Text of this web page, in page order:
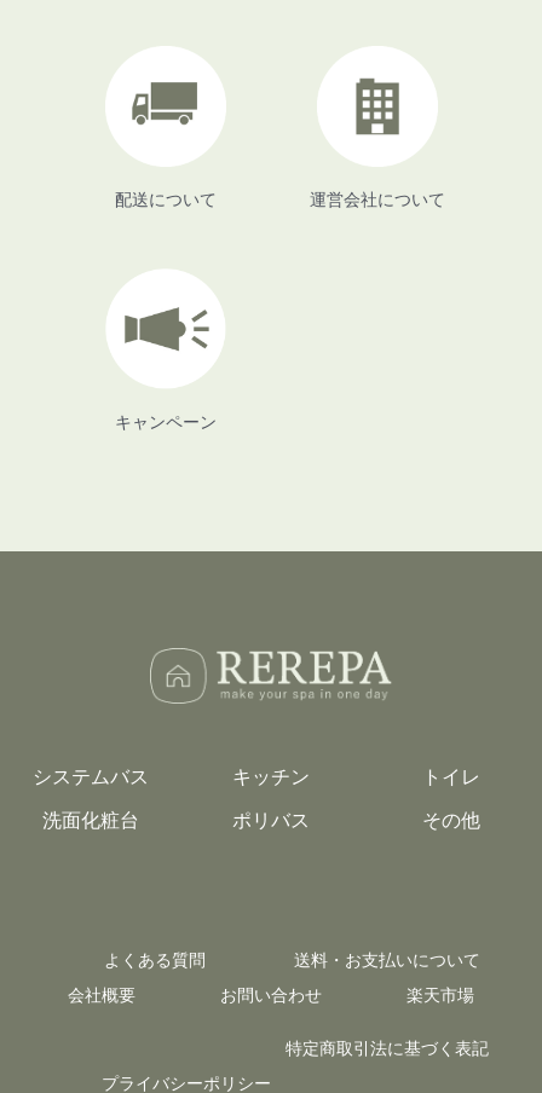
配送について 運営会社について
キャンペーン
システムバス キッチン トイレ
洗面化粧台 ポリバス その他
よくある質問
送料・お支払いについて
会社概要
お問い合わせ 楽天市場
特定商取引法に基づく表記
プライバシーポリシー